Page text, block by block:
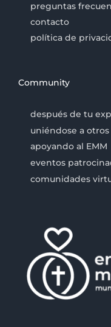
preguntas
contacto
política de
Community
después de tu
uniéndose a otros
apoyando al EMM
eventos
comunidades